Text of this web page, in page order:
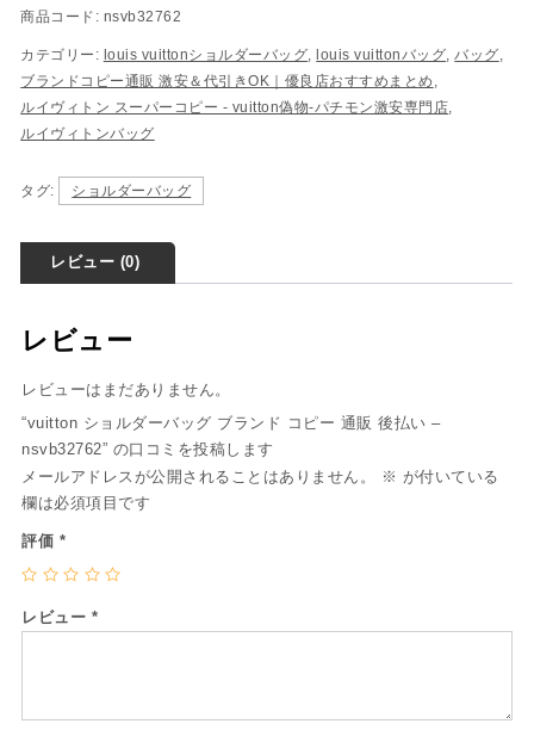
商品コード: nsvb32762
カテゴリー: louis vuittonショルダーバッグ,louis vuittonバッグ,バッグ,
ブランドコピー通販 激安＆代引きOK｜優良店おすすめまとめ ,
ルイヴィトン スーパーコピー - vuitton偽物-パチモン激安専門店,
ルイヴィトンバッグ
タグ: ショルダーバッグ
レビュー (0)
レビュー
レビューはまだありません。
“vuitton ショルダーバッグ ブランド コピー 通販 後払い –
nsvb32762” の口コミを投稿します
メールアドレスが公開されることはありません。
※ が付いている
欄は必須項目です
評価 *
レビュー *